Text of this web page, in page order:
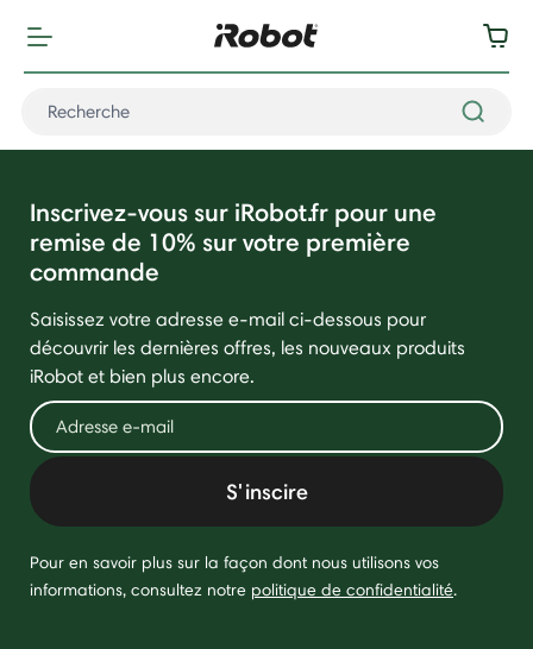
Inscrivez-vous sur iRobot.fr pour une
remise de 10% sur votre première
commande
Saisissez votre adresse e-mail ci-dessous pour
découvrir les dernières offres, les nouveaux produits
iRobot et bien plus encore.
S'inscire
Pour en savoir plus sur la façon dont nous utilisons vos
informations, consultez notre politique de confidentialité.